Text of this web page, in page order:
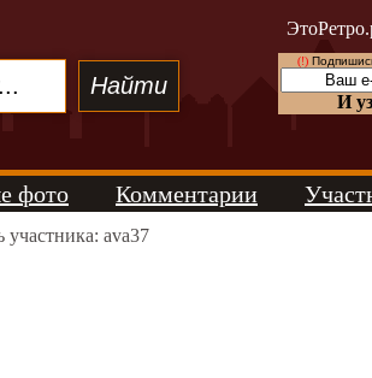
(!)
И
фото Комментарии
ava37